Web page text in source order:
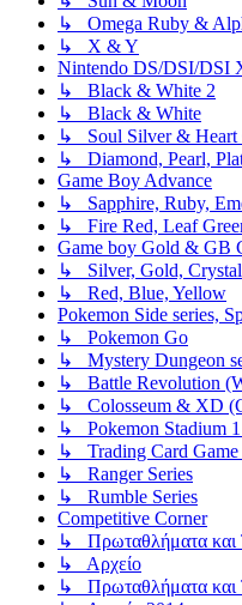
↳ Omega Ruby &
↳ X & Y
Nintendo DS/DSI/DSI
↳ Black & White 2
↳ Black & White
↳ Soul Silver & Heart
↳ Diamond, Pearl,
Game Boy Advance
↳ Sapphire, Ruby,
↳ Fire Red, Leaf
Game boy Gold & GB
↳ Silver, Gold, Crystal
↳ Red, Blue, Yellow
Pokemon Side series,
↳ Pokemon Go
↳ Mystery Dungeon
↳ Battle Revolution
↳ Colosseum & XD
↳ Pokemon Stadium 1
↳ Trading Card Game
↳ Ranger Series
↳ Rumble Series
Competitive Corner
↳ Πρωταθλήματα και
↳ Αρχείο
↳ Πρωταθλήματα και